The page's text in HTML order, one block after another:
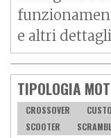
e altri
TIPOLOGIA
CROSSOVER
SCOOTER